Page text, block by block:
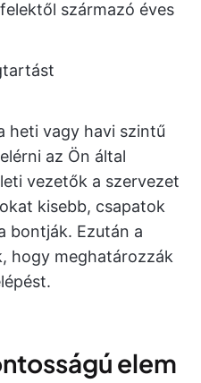
származó éves
heti vagy havi szintű
az Ön által
vezetők a szervezet
kisebb, csapatok
bontják. Ezután a
hogy meghatározzák
elem